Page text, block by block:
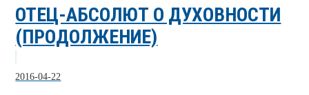
ОТЕЦ-АБСОЛЮТ О ДУХОВНОСТИ
(ПРОДОЛЖЕНИЕ)
2016-04-22